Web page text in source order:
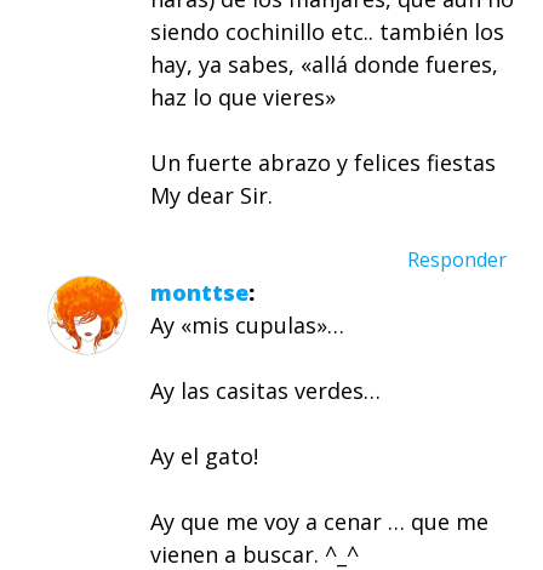
siendo cochinillo etc.. también los
hay, ya sabes, «allá donde fueres,
haz lo que vieres»
Un fuerte abrazo y felices fiestas
My dear Sir.
Responder
monttse
Ay «mis cupulas»…
Ay las casitas verdes…
Ay el gato!
Ay que me voy a cenar … que me
vienen a buscar. ^_^